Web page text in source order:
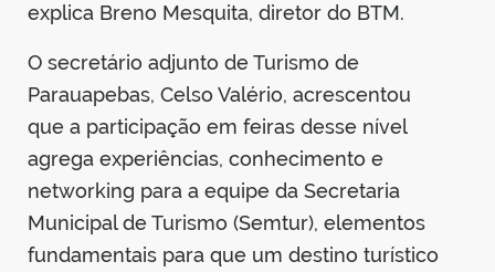
explica Breno Mesquita, diretor do BTM.
O secretário adjunto de Turismo de
Parauapebas, Celso Valério, acrescentou
que a participação em feiras desse nível
agrega experiências, conhecimento e
networking para a equipe da Secretaria
Municipal de Turismo (Semtur), elementos
fundamentais para que um destino turístico